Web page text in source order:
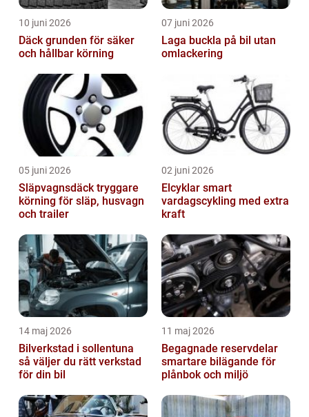
10 juni 2026
Däck grunden för säker
och hållbar körning
07 juni 2026
Laga buckla på bil utan
omlackering
05 juni 2026
Släpvagnsdäck tryggare
körning för släp, husvagn
och trailer
02 juni 2026
Elcyklar smart
vardagscykling med extra
kraft
14 maj 2026
Bilverkstad i sollentuna
så väljer du rätt verkstad
för din bil
11 maj 2026
Begagnade reservdelar
smartare bilägande för
plånbok och miljö